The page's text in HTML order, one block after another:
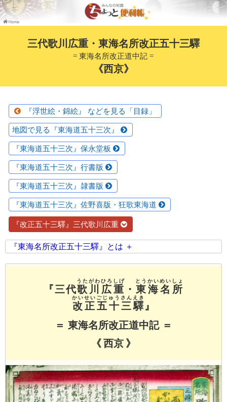
三代歌川広重・東海名所改正五十三驛
= 東海名所改正道中記 =
《西京》
『浮世絵・錦絵』 などを見る「目録」
地図で見る『東海道五十三次』
『東海道五十三次』保永堂板
『東海道五十三次』行書版
『東海道五十三次』隷書版
『東海道五十三次』佐野喜版・狂歌東海道
『改正五十三驛』三代歌川広重
『東海名所改正五十三驛』とは
『三代歌川広重
うたがわひろしげ
・ 東海名所
とうかいめいしょ
改正五十三驛
かいせいごじゅうさんえき
』
＝ 東海名所改正道中記 ＝
《 西京 》